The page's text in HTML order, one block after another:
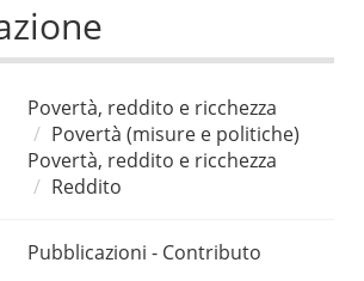
Povertà, reddito e ricchezza
Povertà (misure e politiche)
Povertà, reddito e ricchezza
Reddito
Pubblicazioni - Contributo